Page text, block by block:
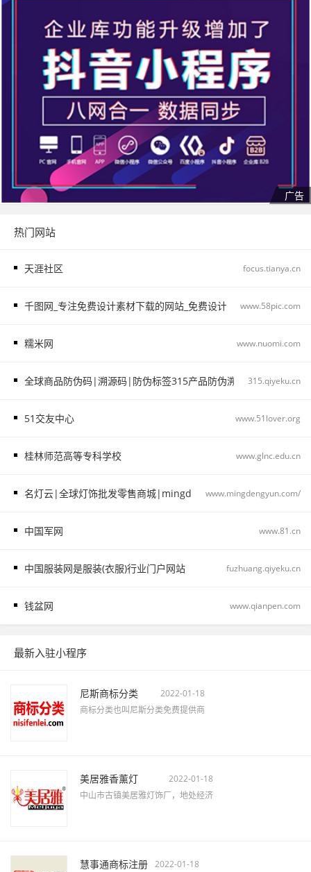
热门网站
天涯社区 focus.tianya.cn
千图网_专注免费设计素材下载的网站_免费设计图片素材中国
www.58pic.com
糯米网 www.nuomi.com
全球商品防伪码|溯源码|防伪标签315产品防伪溯源查询中心
315.qiyeku.cn
51交友中心 www.51lover.org
桂林师范高等专科学校 www.glnc.edu.cn
名灯云|全球灯饰批发零售商城|mingdengyun.com_名灯云
www.mingdengyun.com/
中国军网 www.81.cn
中国服装网是服装(衣服)行业门户网站 fuzhuang.qiyeku.cn
钱盆网 www.qianpen.com
最新入驻小程序
尼斯商标分类
2022-01-18
商标分类也叫尼斯分类免费提供商
美居雅香薰灯
2022-01-18
中山市古镇美居雅灯饰厂，地处经济
慧事通商标注册 2022-01-18